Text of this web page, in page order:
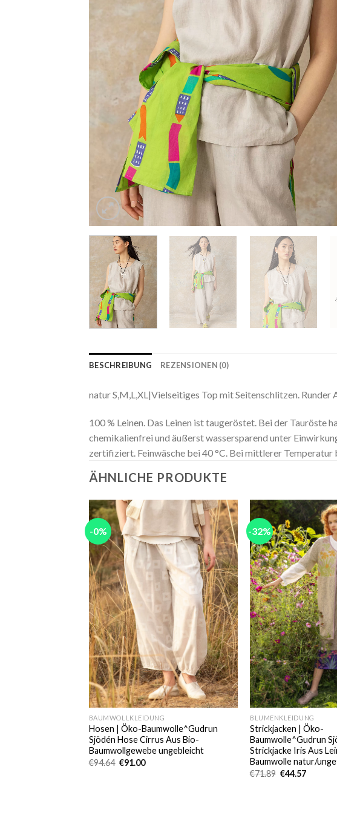
BESCHREIBUNG REZENSIONEN (0)
natur S,M,L,XL|Vielseitiges Top mit Seitenschlitzen. Runder
100 % Leinen. Das Leinen ist taugeröstet. Bei der Tauröste
chemikalienfrei und äußerst wassersparend unter
zertifiziert. Feinwäsche bei 40 °C. Bei mittlerer Temperatur
ÄHNLICHE PRODUKTE
-0%
Add to
wishlist
BAUMWOLLKLEIDUNG
Hosen | Öko-Baumwolle^Gudrun
Sjödén Hose Cirrus Aus Bio-
Baumwollgewebe ungebleicht
€94.64 Ursprünglicher
€91.00Aktueller
-32%
BLUMENKLEIDUNG
Strickjacken | Öko-
Baumwolle^Gudrun
Strickjacke Iris Aus
Baumwolle natur/
€71.89 Ursprünglicher
€44.57Aktueller